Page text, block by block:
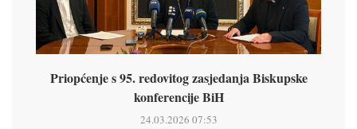
Priopćenje s 95. redovitog zasjedanja Biskupske
konferencije BiH
24.03.2026 07:53